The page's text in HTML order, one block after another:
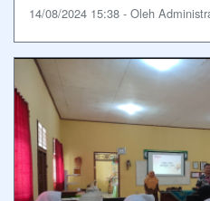
14/08/2024 15:38 - Oleh